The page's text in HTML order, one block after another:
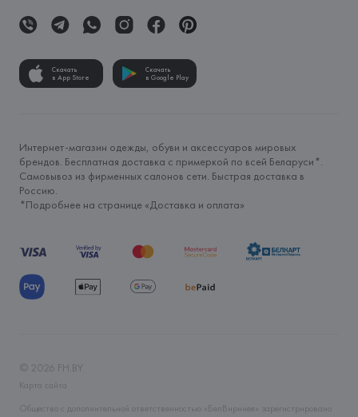
Скачать
в App Store
Скачать
в Google Play
Интернет-магазин одежды, обуви и аксессуаров мировых
брендов. Бесплатная доставка с примеркой по всей Беларуси*.
Самовывоз из фирменных салонов сети. Быстрая доставка в
Россию.
*Подробнее на странице «Доставка и оплата»
© 2026 FH.BY
Карта сайта
Общество с дополнительной ответственностью «БелВиринея» зарегистрировано